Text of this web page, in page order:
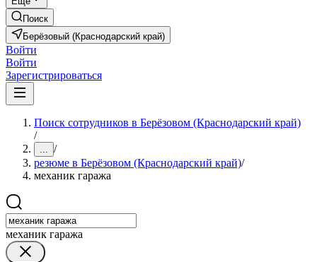
Поиск
Берёзовый (Краснодарский край)
Войти
Войти
Зарегистрироваться
Поиск сотрудников в Берёзовом (Краснодарский край)
/
... /
резюме в Берёзовом (Краснодарский край)/
механик гаража
механик гаража